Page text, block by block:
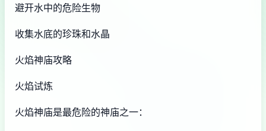
避开水中的危险生物
收集水底的珍珠和水晶
火焰神庙攻略
火焰试炼
火焰神庙是最危险的神庙之一：